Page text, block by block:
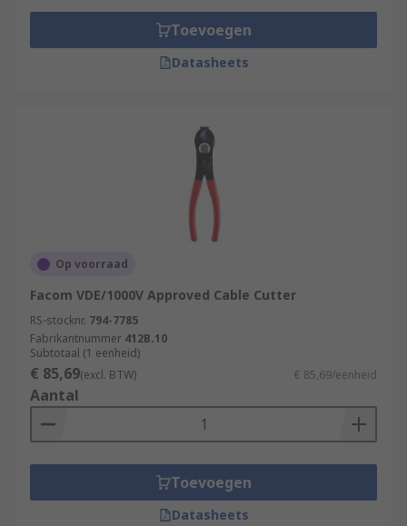
Toevoegen
Datasheets
Op voorraad
Facom VDE/1000V Approved Cable Cutter
RS-stocknr. 794-7785
Fabrikantnummer 412B.10
Subtotaal (1 eenheid)
€ 85,69(excl. BTW) € 85,69/eenheid
Aantal
Toevoegen
Datasheets